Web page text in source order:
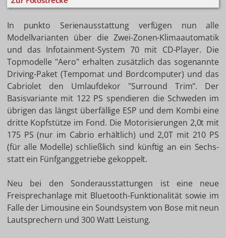
In punkto Serienausstattung verfügen nun alle
Modellvarianten über die Zwei-Zonen-Klimaautomatik
und das Infotainment-System 70 mit CD-Player. Die
Topmodelle "Aero" erhalten zusätzlich das sogenannte
Driving-Paket (Tempomat und Bordcomputer) und das
Cabriolet den Umlaufdekor "Surround Trim". Der
Basisvariante mit 122 PS spendieren die Schweden im
übrigen das längst überfällige ESP und dem Kombi eine
dritte Kopfstütze im Fond. Die Motorisierungen 2,0t mit
175 PS (nur im Cabrio erhältlich) und 2,0T mit 210 PS
(für alle Modelle) schließlich sind künftig an ein Sechs-
statt ein Fünfganggetriebe gekoppelt.
Neu bei den Sonderausstattungen ist eine neue
Freisprechanlage mit Bluetooth-Funktionalität sowie im
Falle der Limousine ein Soundsystem von Bose mit neun
Lautsprechern und 300 Watt Leistung.